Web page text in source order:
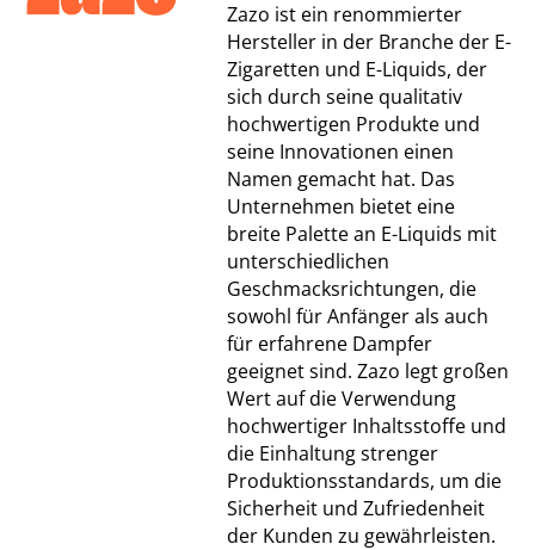
Zazo ist ein renommierter
Hersteller in der Branche der E-
Zigaretten und E-Liquids, der
sich durch seine qualitativ
hochwertigen Produkte und
seine Innovationen einen
Namen gemacht hat. Das
Unternehmen bietet eine
breite Palette an E-Liquids mit
unterschiedlichen
Geschmacksrichtungen, die
sowohl für Anfänger als auch
für erfahrene Dampfer
geeignet sind. Zazo legt großen
Wert auf die Verwendung
hochwertiger Inhaltsstoffe und
die Einhaltung strenger
Produktionsstandards, um die
Sicherheit und Zufriedenheit
der Kunden zu gewährleisten.